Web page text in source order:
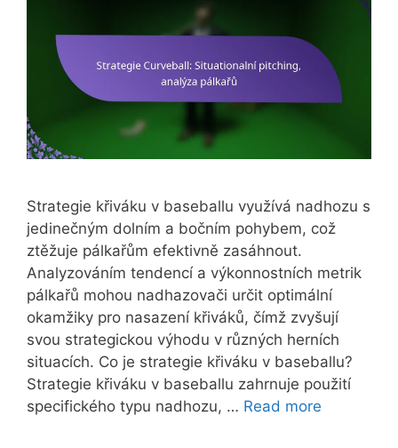
Strategie křiváku v baseballu využívá nadhozu s
jedinečným dolním a bočním pohybem, což
ztěžuje pálkařům efektivně zasáhnout.
Analyzováním tendencí a výkonnostních metrik
pálkařů mohou nadhazovači určit optimální
okamžiky pro nasazení křiváků, čímž zvyšují
svou strategickou výhodu v různých herních
situacích. Co je strategie křiváku v baseballu?
Strategie křiváku v baseballu zahrnuje použití
specifického typu nadhozu, … Read more